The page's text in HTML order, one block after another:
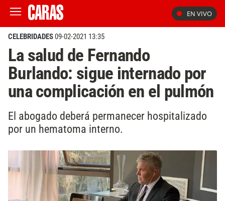
EN VIVO
CELEBRIDADES09-02-2021 13:35
La salud de Fernando
Burlando: sigue internado por
una complicación en el pulmón
El abogado deberá permanecer hospitalizado
por un hematoma interno.